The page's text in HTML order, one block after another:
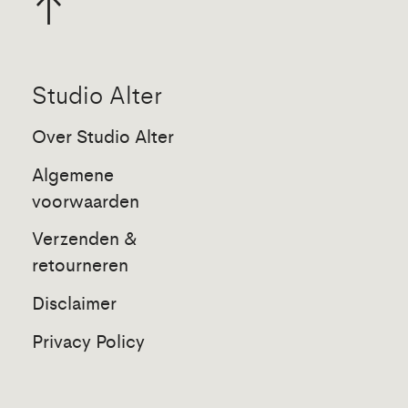
Studio Alter
Over Studio Alter
Algemene
voorwaarden
Verzenden &
retourneren
Disclaimer
Privacy Policy